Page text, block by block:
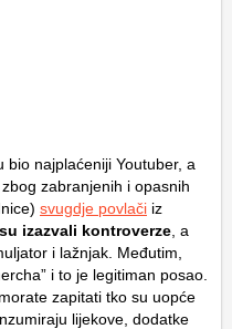
bio najplaćeniji Youtuber, a
zabranjenih i opasnih
svugdje povlači iz
izazvali kontroverze , a
i lažnjak. Međutim,
i to je legitiman posao.
zapitati tko su uopće
lijekove, dodatke